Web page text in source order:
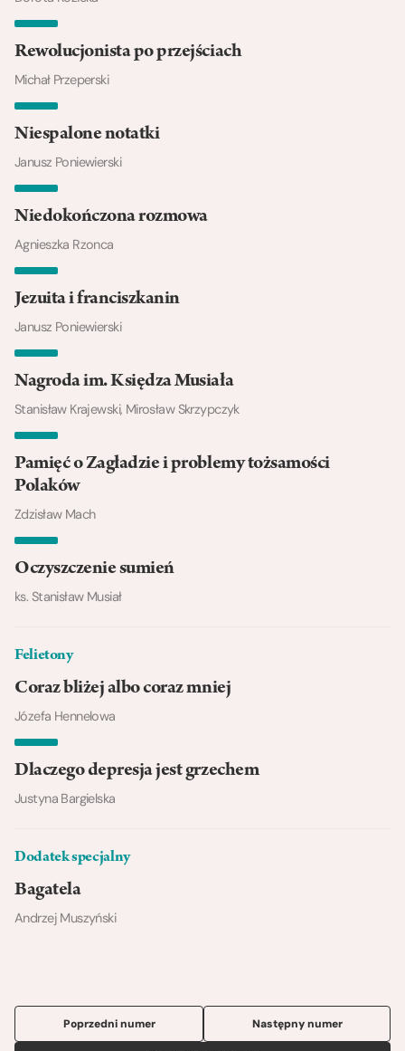
Rewolucjonista po przejściach
Michał Przeperski
Niespalone notatki
Janusz Poniewierski
Niedokończona rozmowa
Agnieszka Rzonca
Jezuita i franciszkanin
Janusz Poniewierski
Nagroda im. Księdza Musiała
Stanisław Krajewski, Mirosław Skrzypczyk
Pamięć o Zagładzie i problemy tożsamości
Polaków
Zdzisław Mach
Oczyszczenie sumień
ks. Stanisław Musiał
Felietony
Coraz bliżej albo coraz mniej
Józefa Hennelowa
Dlaczego depresja jest grzechem
Justyna Bargielska
Dodatek specjalny
Bagatela
Andrzej Muszyński
Poprzedni numer Następny numer